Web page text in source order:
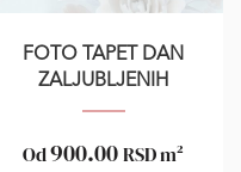
FOTO TAPET DAN
ZALJUBLJENIH
Od900.00RSDm²